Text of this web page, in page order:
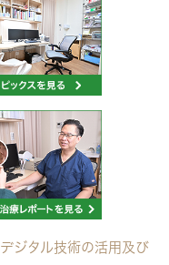
デジタル技術の活用及び